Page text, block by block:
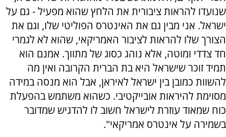
שנועדו להראות ציבורית את הלחץ שהוא מפעיל - גם על
ישראל. אני מבין גם את האינטרס הפוליטי שלו, וגם את
הצורך שלו להראות לציבור האמריקאי, שהוא לא לגמרי
חד צדדי ומוטה, אלא נוהג כסוג של מתווך. אמנם הוא
תמיד זוכר שישראל היא בת הברית הקרובה ואין מה
להשוות כמובן בין ישראל לאיראן, אבל הוא מנסה במידה
מסוימת להיראות אובייקטיבי. כשהוא משתמש בהפעלת
כוח שמאוד עוזרת לישראל חשוב לו להדגיש שמדובר
בשמירה על אינטרס אמריקאי".